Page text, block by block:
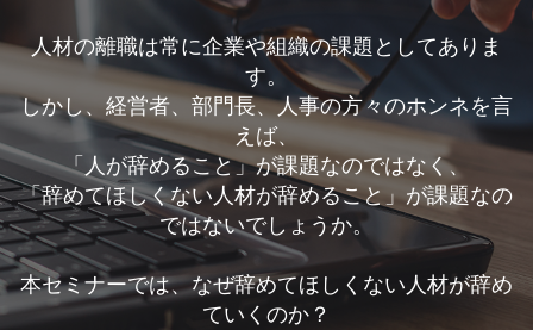
人材の離職は常に企業や組織の課題としてありま
す。
しかし、経営者、部門長、人事の方々のホンネを言
えば、
「人が辞めること」が課題なのではなく、
「辞めてほしくない人材が辞めること」が課題なの
ではないでしょうか。
本セミナーでは、なぜ辞めてほしくない人材が辞め
ていくのか？